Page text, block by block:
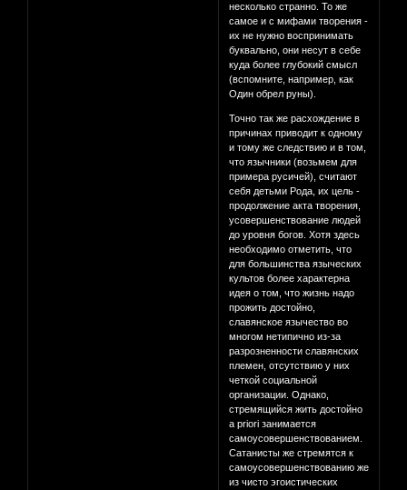
несколько странно. То же
самое и с мифами творения -
их не нужно воспринимать
буквально, они несут в себе
куда более глубокий смысл
(вспомните, например, как
Один обрел руны).
Точно так же расхождение в
причинах приводит к одному
и тому же следствию и в том,
что язычники (возьмем для
примера русичей), считают
себя детьми Рода, их цель -
продолжение акта творения,
усовершенствование людей
до уровня богов. Хотя здесь
необходимо отметить, что
для большинства языческих
культов более характерна
идея о том, что жизнь надо
прожить достойно,
славянское язычество во
многом нетипично из-за
разрозненности славянских
племен, отсутствию у них
четкой социальной
организации. Однако,
стремящийся жить достойно
a priori занимается
самоусовершенствованием.
Сатанисты же стремятся к
самоусовершенствованию же
из чисто эгоистических